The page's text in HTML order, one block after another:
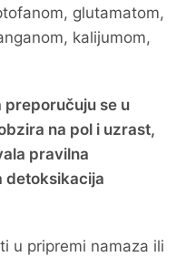
glutamatom,
kalijumom,
se u
na pol i uzrast,
pravilna
detoksikacija
u pripremi namaza ili